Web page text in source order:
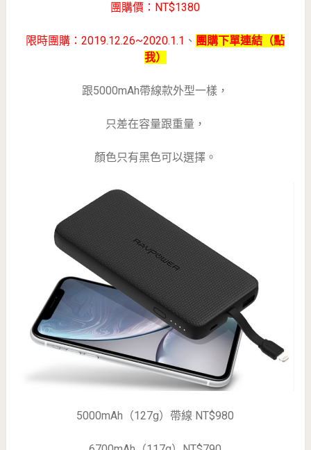
團購價：NT$1380
限時團購：2019.12.26~2020.1.1 、 團購下單連結（點
我）
跟5000mAh帶線款外型一樣，
只差在容量跟重量，
顏色只有黑色可以選擇。
5000mAh（127g）帶線 NT$980